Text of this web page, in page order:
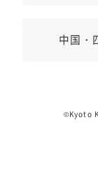
中国・
©Kyoto